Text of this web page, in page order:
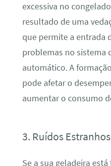
excessiva no
resultado de uma
que permite a entrada
problemas no sistema
automático. A
pode afetar o
aumentar o consumo
3. Ruídos Estranhos
Se a sua geladeira